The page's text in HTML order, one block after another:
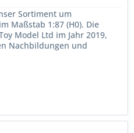
Sortiment um
Maßstab 1:87 (H0). Die
Model Ltd im Jahr 2019,
Nachbildungen und